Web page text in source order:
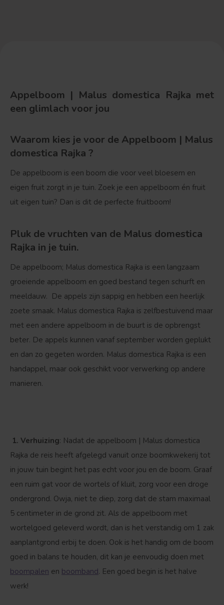
Appelboom | Malus domestica Rajka met
een glimlach voor jou
Waarom kies je voor de Appelboom | Malus
domestica Rajka ?
De appelboom is een boom die voor veel bloesem en
eigen fruit zorgt in je tuin. Zoek je een appelboom én fruit
uit eigen tuin? Dan is dit de perfecte fruitboom!
Pluk de vruchten van de Malus domestica
Rajka in je tuin.
De appelboom; Malus domestica Rajka is een langzaam
groeiende appelboom en goed bestand tegen schurft en
meeldauw. De appels zijn sappig en hebben een heerlijk
zoete smaak. Malus domestica Rajka is zelfbestuivend maar
met een andere appelboom in de buurt is de opbrengst
beter. De appels kunnen vanaf september worden geplukt
en dan zo gegeten worden. Malus domestica Rajka is een
handappel, maar ook geschikt voor verwerking op andere
manieren.
1. Verhuizing: Nadat de appelboom | Malus domestica
Rajka de reis heeft afgelegd vanuit onze boomkwekerij tot
in jouw tuin begint het pas echt voor jou en de boom. Graaf
een ruim gat voor de wortels of kluit, zorg voor een droge
ondergrond. Owja, niet te diep, zorg dat de stam maximaal
5 centimeter in de grond zit. Als de appelboom met
wortelgoed geleverd wordt, dan is het verstandig om 1 zak
aanplantgrond erbij te doen. Ook is het handig om de boom
goed in balans te houden, dit kan je eenvoudig doen met
boompalen en boomband. Een goed begin is het halve
werk!
Bolvorm